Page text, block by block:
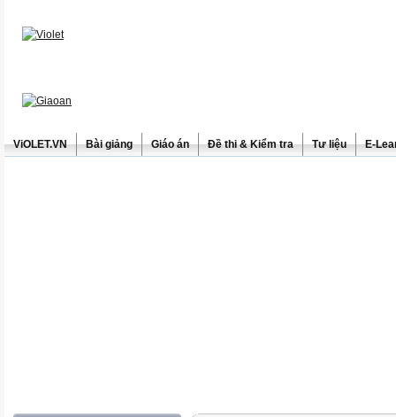
ViOLET.VN Bài giảng Giáo án Đề thi & Kiểm tra Tư liệu E-